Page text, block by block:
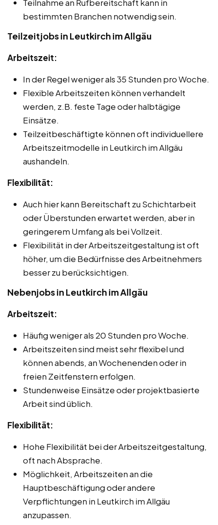
Teilnahme an Rufbereitschaft kann in
bestimmten Branchen notwendig sein.
Teilzeitjobs in Leutkirch im Allgäu
Arbeitszeit:
In der Regel weniger als 35 Stunden pro Woche.
Flexible Arbeitszeiten können verhandelt
werden, z.B. feste Tage oder halbtägige
Einsätze.
Teilzeitbeschäftigte können oft individuellere
Arbeitszeitmodelle in Leutkirch im Allgäu
aushandeln.
Flexibilität:
Auch hier kann Bereitschaft zu Schichtarbeit
oder Überstunden erwartet werden, aber in
geringerem Umfang als bei Vollzeit.
Flexibilität in der Arbeitszeitgestaltung ist oft
höher, um die Bedürfnisse des Arbeitnehmers
besser zu berücksichtigen.
Nebenjobs in Leutkirch im Allgäu
Arbeitszeit:
Häufig weniger als 20 Stunden pro Woche.
Arbeitszeiten sind meist sehr flexibel und
können abends, an Wochenenden oder in
freien Zeitfenstern erfolgen.
Stundenweise Einsätze oder projektbasierte
Arbeit sind üblich.
Flexibilität:
Hohe Flexibilität bei der Arbeitszeitgestaltung,
oft nach Absprache.
Möglichkeit, Arbeitszeiten an die
Hauptbeschäftigung oder andere
Verpflichtungen in Leutkirch im Allgäu
anzupassen.